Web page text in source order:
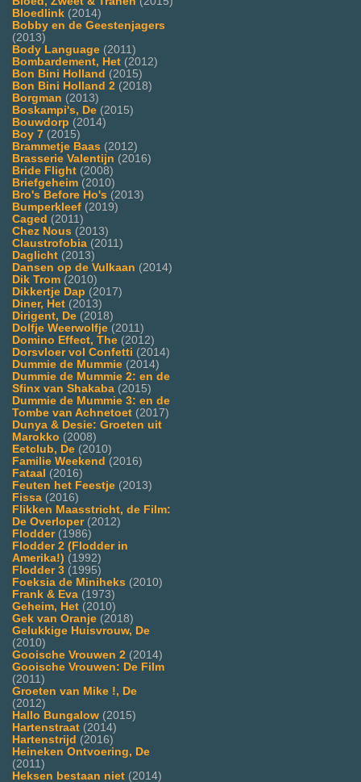
Bloedlink (2014)
Bobby en de Geestenjagers
(2013)
Body Language (2011)
Bombardement, Het (2012)
Bon Bini Holland (2015)
Bon Bini Holland 2 (2018)
Borgman (2013)
Boskampi's, De (2015)
Bouwdorp (2014)
Boy 7 (2015)
Brammetje Baas (2012)
Brasserie Valentijn (2016)
Bride Flight (2008)
Briefgeheim (2010)
Bro's Before Ho's (2013)
Bumperkleef (2019)
Caged (2011)
Chez Nous (2013)
Claustrofobia (2011)
Daglicht (2013)
Dansen op de Vulkaan (2014)
Dik Trom (2010)
Dikkertje Dap (2017)
Diner, Het (2013)
Dirigent, De (2018)
Dolfje Weerwolfje (2011)
Domino Effect, The (2012)
Dorsvloer vol Confetti (2014)
Dummie de Mummie (2014)
Dummie de Mummie 2: en de
Sfinx van Shakaba (2015)
Dummie de Mummie 3: en de
Tombe van Achnetoet (2017)
Dunya & Desie: Groeten uit
Marokko (2008)
Eetclub, De (2010)
Familie Weekend (2016)
Fataal (2016)
Feuten het Feestje (2013)
Fissa (2016)
Flikken Maasstricht, de Film:
De Overloper(2012)
Flodder(1986)
Flodder 2 (Flodder in
Amerika!) (1992)
Flodder 3 (1995)
Foeksia de Miniheks (2010)
Frank & Eva (1973)
Geheim, Het (2010)
Gek van Oranje (2018)
Gelukkige Huisvrouw, De
(2010)
Gooische Vrouwen 2 (2014)
Gooische Vrouwen: De Film
(2011)
Groeten van Mike !, De
(2012)
Hallo Bungalow (2015)
Hartenstraat (2014)
Hartenstrijd (2016)
Heineken Ontvoering, De
(2011)
Heksen bestaan niet (2014)